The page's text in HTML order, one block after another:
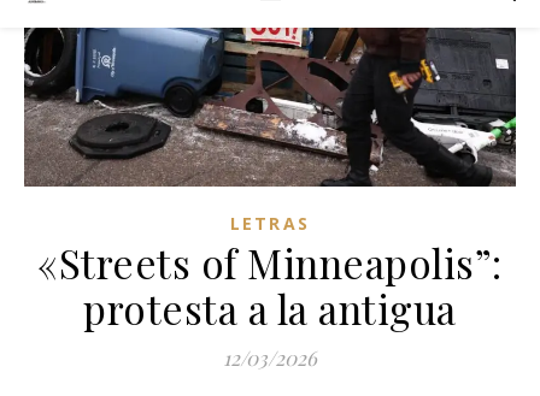
LETRAS
«Streets of Minneapolis”:
protesta a la antigua
12/03/2026